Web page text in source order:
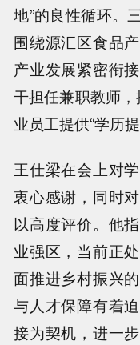
地”的良性循环。
围绕源汇区食品
产业发展紧密衔
干担任兼职教师，
业员工提供“学历
王仕梁在会上对
衷心感谢，同时
以高度评价。他
业强区，当前正
面推进乡村振兴
与人才保障有着
接为契机，进一